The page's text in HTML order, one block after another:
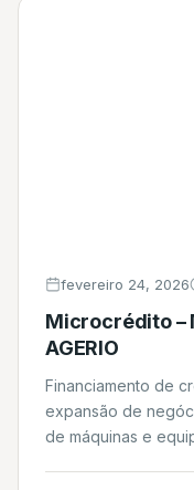
fevereiro 24, 2026
Microcrédito –
AGERIO
Financiamento de
expansão de
de máquinas e